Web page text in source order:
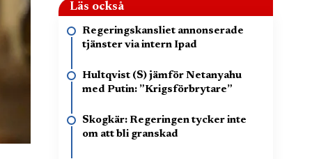
Läs också
Regeringskansliet annonserade
tjänster via intern Ipad
Hultqvist (S) jämför Netanyahu
med Putin: ”Krigsförbrytare”
Skogkär: Regeringen tycker inte
om att bli granskad